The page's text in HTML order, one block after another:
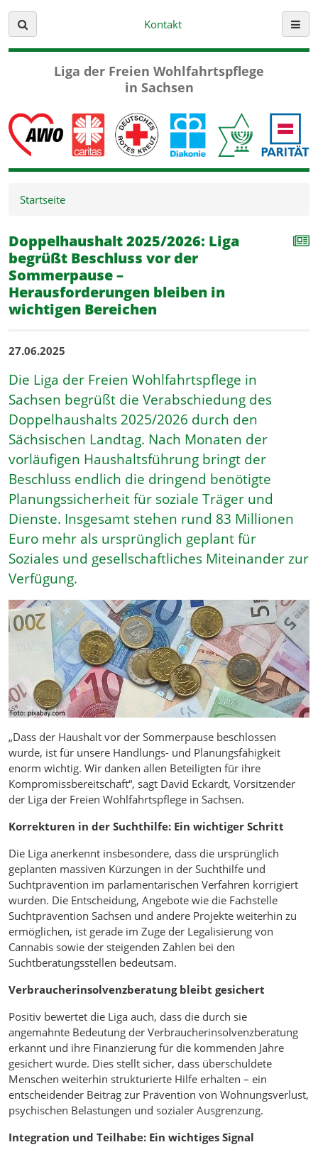
Suche
Kontakt
Liga der Freien Wohlfahrtspflege
in Sachsen
Startseite
Doppelhaushalt 2025/2026: Liga
begrüßt Beschluss vor der
Sommerpause –
Herausforderungen bleiben in
wichtigen Bereichen
27.06.2025
Die Liga der Freien Wohlfahrtspflege in
Sachsen begrüßt die Verabschiedung des
Doppelhaushalts 2025/2026 durch den
Sächsischen Landtag. Nach Monaten der
vorläufigen Haushaltsführung bringt der
Beschluss endlich die dringend benötigte
Planungssicherheit für soziale Träger und
Dienste. Insgesamt stehen rund 83 Millionen
Euro mehr als ursprünglich geplant für
Soziales und gesellschaftliches Miteinander zur
Verfügung.
„Dass der Haushalt vor der Sommerpause beschlossen
wurde, ist für unsere Handlungs- und Planungsfähigkeit
enorm wichtig. Wir danken allen Beteiligten für ihre
Kompromissbereitschaft“, sagt David Eckardt, Vorsitzender
der Liga der Freien Wohlfahrtspflege in Sachsen.
Korrekturen in der Suchthilfe: Ein wichtiger Schritt
Die Liga anerkennt insbesondere, dass die ursprünglich
geplanten massiven Kürzungen in der Suchthilfe und
Suchtprävention im parlamentarischen Verfahren korrigiert
wurden. Die Entscheidung, Angebote wie die Fachstelle
Suchtprävention Sachsen und andere Projekte weiterhin zu
ermöglichen, ist gerade im Zuge der Legalisierung von
Cannabis sowie der steigenden Zahlen bei den
Suchtberatungsstellen bedeutsam.
Verbraucherinsolvenzberatung bleibt gesichert
Positiv bewertet die Liga auch, dass die durch sie
angemahnte Bedeutung der Verbraucherinsolvenzberatung
erkannt und ihre Finanzierung für die kommenden Jahre
gesichert wurde. Dies stellt sicher, dass überschuldete
Menschen weiterhin strukturierte Hilfe erhalten – ein
entscheidender Beitrag zur Prävention von Wohnungsverlust,
psychischen Belastungen und sozialer Ausgrenzung.
Integration und Teilhabe: Ein wichtiges Signal